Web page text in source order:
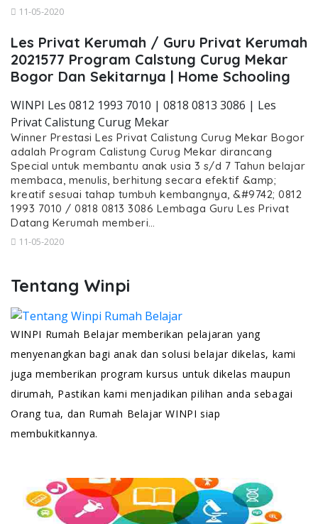
11-05-2020
Les Privat Kerumah / Guru Privat Kerumah
2021577 Program Calstung Curug Mekar
Bogor Dan Sekitarnya | Home Schooling
WINPI Les 0812 1993 7010 | 0818 0813 3086 | Les
Privat Calistung Curug Mekar
Winner Prestasi Les Privat Calistung Curug Mekar Bogor
adalah Program Calistung Curug Mekar dirancang
Special untuk membantu anak usia 3 s/d 7 Tahun belajar
membaca, menulis, berhitung secara efektif &amp;
kreatif sesuai tahap tumbuh kembangnya, &#9742; 0812
1993 7010 / 0818 0813 3086 Lembaga Guru Les Privat
Datang Kerumah memberi…
11-05-2020
Tentang Winpi
WINPI Rumah Belajar memberikan pelajaran yang
menyenangkan bagi anak dan solusi belajar dikelas, kami
juga memberikan program kursus untuk dikelas maupun
dirumah, Pastikan kami menjadikan pilihan anda sebagai
Orang tua, dan Rumah Belajar WINPI siap
membukitkannya.